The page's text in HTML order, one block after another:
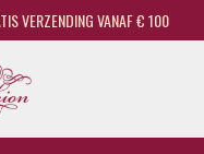
VERZENDING VANAF € 100